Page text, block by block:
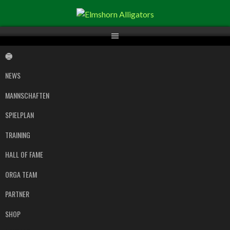
Inhalt
NEWS
MANNSCHAFTEN
SPIELPLAN
TRAINING
HALL OF FAME
ORGA TEAM
PARTNER
SHOP